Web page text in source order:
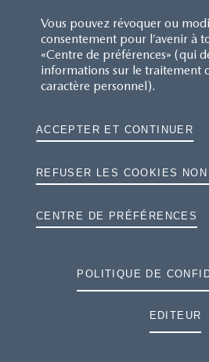
MOTORISATION ET TRANSMISSION
PERFORMANCES ET ÉMISSIONS
140g CO /km
Vous pouvez révoquer ou
consentement pour l’avenir à
«Centre de préférences» (qui
informations sur le traitement
caractère personnel).
ACCEPTER ET CONTINUER
REFUSER LES COOKIES
CENTRE DE PRÉFÉRENCES
POLITIQUE DE
EDITEUR